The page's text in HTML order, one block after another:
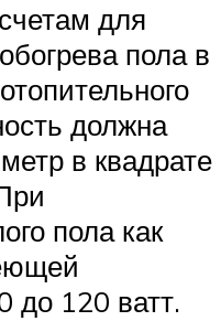
для
пола в
должна
в квадрате
пола как
до 120 ватт.